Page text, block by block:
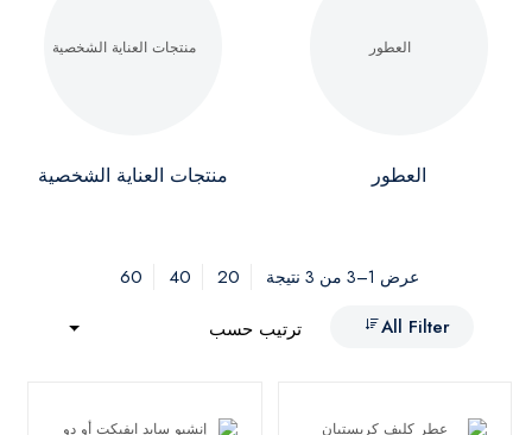
العطور منتجات العناية الشخصية
عرض 1–3 من 3 نتيجة 20
40
60
All Filter
ترتيب حسب